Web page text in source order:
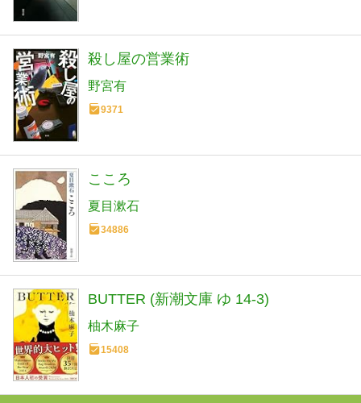
殺し屋の営業術
野宮有
9371
こころ
夏目漱石
34886
BUTTER (新潮文庫 ゆ 14-3)
柚木麻子
15408